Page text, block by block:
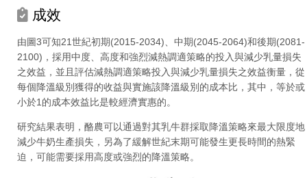
成效
由圖3可知21世紀初期(2015-2034)、中期(2045-2064)和後期(2081-
2100)，採用中度、高度和強烈減熱調適策略的投入與減少乳量損失
之效益，並且評估減熱調適策略投入與減少乳量損失之效益衡量，從
每個降溫級別獲得的收益與實施該降溫級別的成本比，其中，等於或
小於1的成本效益比是較經濟實惠的。
研究結果表明，酪農可以通過對其乳牛群採取降溫策略來最大限度地
減少牛奶生產損失，另為了緩解世紀末期可能發生更長時間的熱緊
迫，可能需要採用高度或強烈的降溫策略。